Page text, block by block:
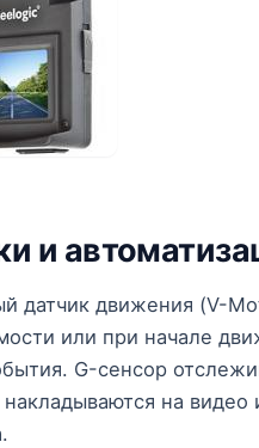
и
датчик движения (V-
или при начале
G-сенсор
на